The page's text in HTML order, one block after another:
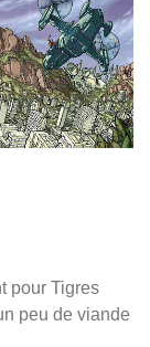
pour Tigres
peu de viande